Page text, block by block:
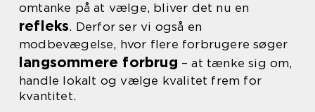
omtanke på at vælge, bliver det nu en
refleks. Derfor ser vi også en
modbevægelse, hvor flere forbrugere søger
langsommere forbrug – at tænke sig om,
handle lokalt og vælge kvalitet frem for
kvantitet.